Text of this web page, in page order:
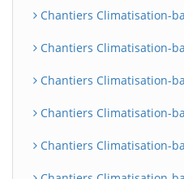
Chantiers Climatisation-
Chantiers Climatisation-
Chantiers Climatisation-
Chantiers Climatisation-
Chantiers Climatisation-